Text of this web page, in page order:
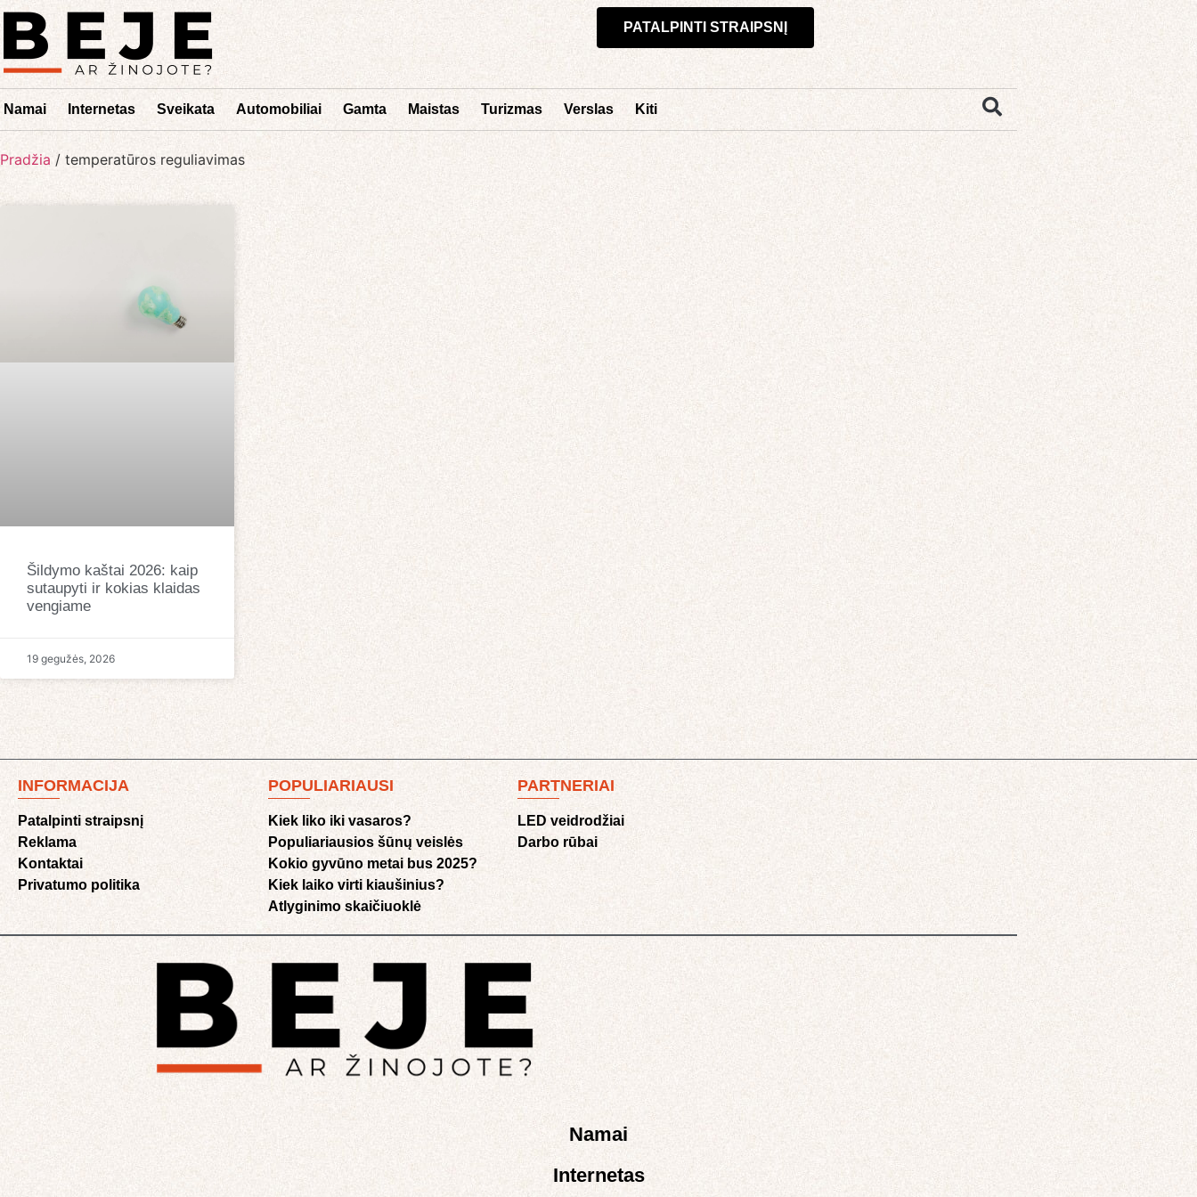
PATALPINTI STRAIPSNĮ
Namai Internetas Sveikata Automobiliai Gamta Maistas Turizmas Verslas Kiti
Pradžia / temperatūros reguliavimas
Šildymo kaštai 2026: kaip
sutaupyti ir kokias klaidas
vengiame
19 gegužės, 2026
INFORMACIJA
Patalpinti straipsnį
Reklama
Kontaktai
Privatumo politika
POPULIARIAUSI
Kiek liko iki vasaros?
Populiariausios šūnų veislės
Kokio gyvūno metai bus 2025?
Kiek laiko virti kiaušinius?
Atlyginimo skaičiuoklė​
PARTNERIAI
LED veidrodžiai
Darbo rūbai
Namai
Internetas